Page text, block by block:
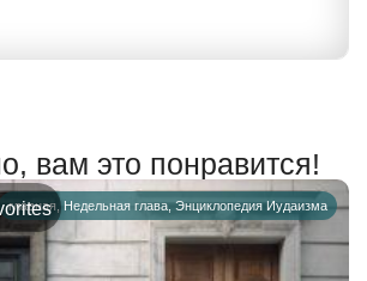
вам это понравится!
главная , Недельная глава,Энциклопедия Иудаизма